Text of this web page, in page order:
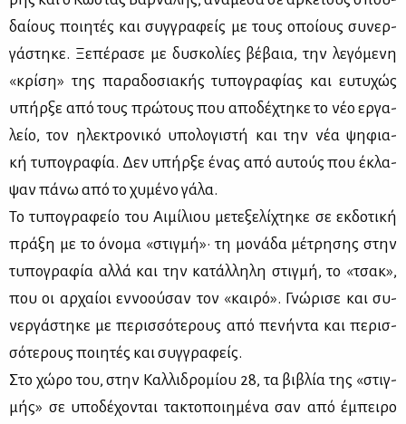
δαί­ους ποι­η­τές και συγ­γρα­φείς με τους οποί­ους συ­νερ­
γά­στη­κε. Ξε­πέ­ρα­σε με δυ­σκο­λί­ες βέ­βαια, την λε­γό­με­νη
«κρί­ση» της πα­ρα­δο­σια­κής τυ­πο­γρα­φί­ας και ευ­τυ­χώς
υπήρ­ξε από τους πρώ­τους που απο­δέ­χτη­κε το νέο ερ­γα­
λείο, τον ηλε­κτρο­νι­κό υπο­λο­γι­στή και την νέα ψη­φια­
κή τυ­πο­γρα­φία. Δεν υπήρ­ξε ένας από αυ­τούς που έκλα­
ψαν πά­νω από το χυ­μέ­νο γά­λα.
Το τυ­πο­γρα­φείο του Αι­μί­λιου με­τε­ξε­λί­χτη­κε σε εκ­δο­τι­κή
πρά­ξη με το όνο­μα «στιγ­μή»· τη μο­νά­δα μέ­τρη­σης στην
τυ­πο­γρα­φία αλ­λά και την κα­τάλ­λη­λη στιγ­μή, το «τσακ»,
που οι αρ­χαί­οι εν­νο­ού­σαν τον «και­ρό». Γνώ­ρι­σε και συ­
νερ­γά­στη­κε με πε­ρισ­σό­τε­ρους από πε­νή­ντα και πε­ρισ­
σό­τε­ρους ποι­η­τές και συγ­γρα­φείς.
Στο χώ­ρο του, στην Καλ­λι­δρο­μί­ου 28, τα βι­βλία της «στιγ­
μής» σε υπο­δέ­χο­νται τα­κτο­ποι­η­μέ­να σαν από έμπει­ρο